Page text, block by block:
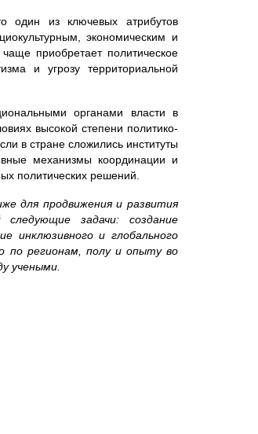
один из ключевых атрибутов
экономическим и
приобретает политическое
и угрозу территориальной
органами власти в
высокой степени политико-
в стране сложились институты
механизмы координации и
политических решений.
для продвижения и развития
задачи: создание
инклюзивного и глобального
по регионам, полу и опыту во
учеными.